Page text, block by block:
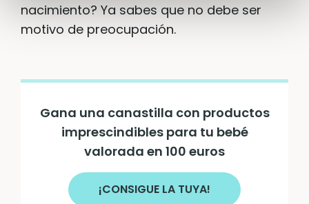
nacimiento? Ya sabes que no debe ser
motivo de preocupación.
Gana una canastilla con productos
imprescindibles para tu bebé
valorada en 100 euros
¡CONSIGUE LA TUYA!